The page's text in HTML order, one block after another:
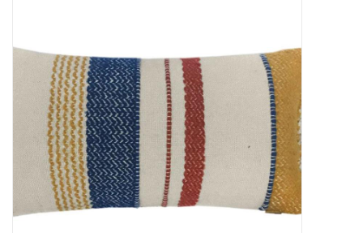
Stoelen
Notebooks & accessoires
Vloerkussens
Vloerkleden